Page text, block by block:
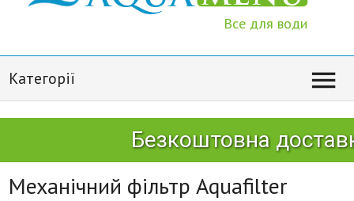
Все для води
Категорії 
Безкоштовна
Механічний фільтр Aquafilter